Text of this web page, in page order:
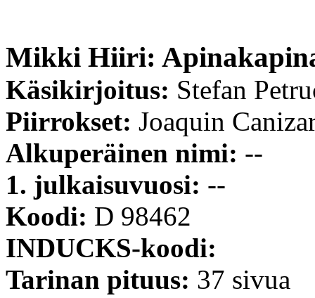
Mikki Hiiri:
Käsikirjoitus: Stefan
Piirrokset: Joaquin
Alkuperäinen nimi: --
1. julkaisuvuosi: --
Koodi: D 98462
INDUCKS-koodi:
Tarinan pituus: 37 sivua